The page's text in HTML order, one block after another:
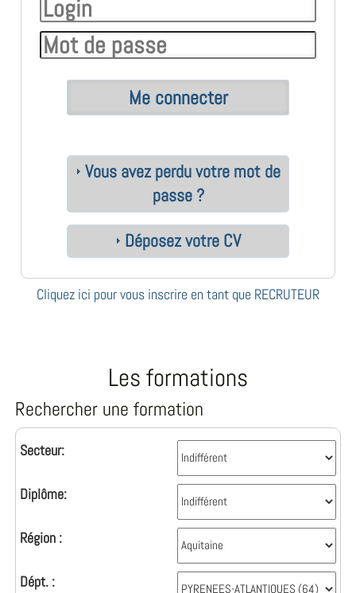
Vous avez perdu votre mot de
passe ?
Déposez votre CV
Cliquez ici pour vous inscrire en tant que RECRUTEUR
Les formations
Rechercher une formation
Secteur:
Diplôme:
Région :
Dépt. :